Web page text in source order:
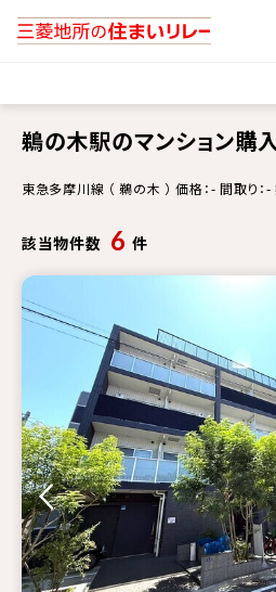
鵜の木駅のマンション購
東急多摩川線 （ 鵜の木 ） 価格：- 間取り：- 築年：- 専有面積：- 徒歩分：- 更
該当物件数 6 件